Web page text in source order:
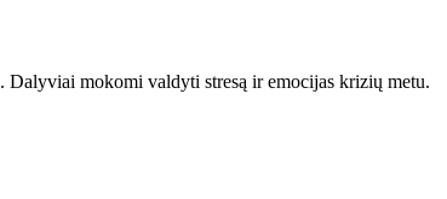
Dalyviai mokomi valdyti stresą ir emocijas krizių metu.